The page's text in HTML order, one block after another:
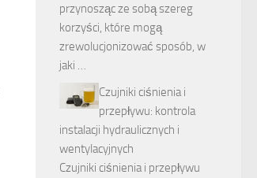
przynosząc ze sobą szereg
korzyści, które mogą
zrewolucjonizować sposób, w
jaki …
Czujniki ciśnienia i
przepływu: kontrola
instalacji hydraulicznych i
wentylacyjnych
Czujniki ciśnienia i przepływu